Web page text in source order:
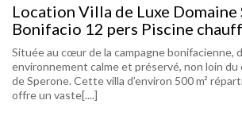
Location Villa de Luxe Domaine
Bonifacio 12 pers Piscine
Située au cœur de la campagne bonifacienne,
environnement calme et préservé, non loin
de Sperone. Cette villa d’environ 500 m²
offre un vaste[....]